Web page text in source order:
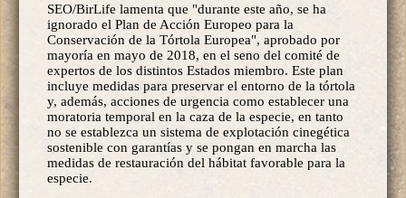
SEO/BirLife lamenta que "durante este año, se ha
ignorado el Plan de Acción Europeo para la
Conservación de la Tórtola Europea", aprobado por
mayoría en mayo de 2018, en el seno del comité de
expertos de los distintos Estados miembro. Este plan
incluye medidas para preservar el entorno de la tórtola
y, además, acciones de urgencia como establecer una
moratoria temporal en la caza de la especie, en tanto
no se establezca un sistema de explotación cinegética
sostenible con garantías y se pongan en marcha las
medidas de restauración del hábitat favorable para la
especie.